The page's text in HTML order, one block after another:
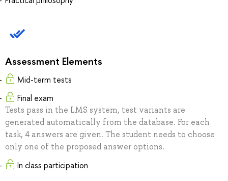
Assessment Elements
Mid-term tests
Final exam
Tests pass in the LMS system, test variants are
generated automatically from the database. For each
task, 4 answers are given. The student needs to choose
only one of the proposed answer options.
In class participation